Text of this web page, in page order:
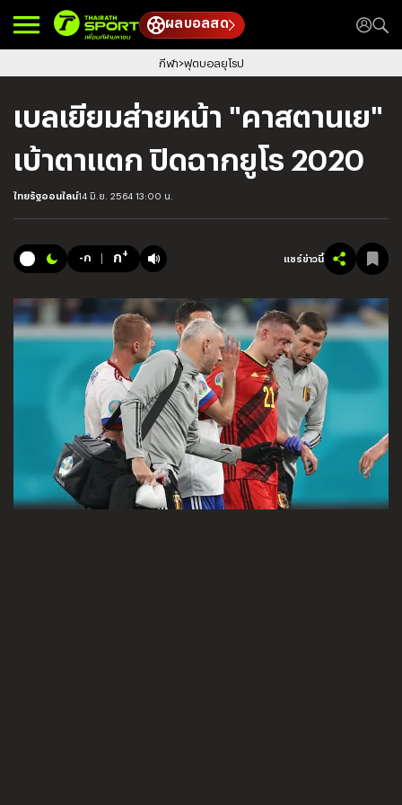
ผลบอลสด
กีฬา ฟุตบอลยุโรป
เบลเยียมส่ายหน้า "คาสตานเย"
เบ้าตาแตก ปิดฉากยูโร 2020
ไทยรัฐออนไลน์14 มิ.ย. 2564 13:00 น.
-ก ก+ แชร์ข่าวนี้